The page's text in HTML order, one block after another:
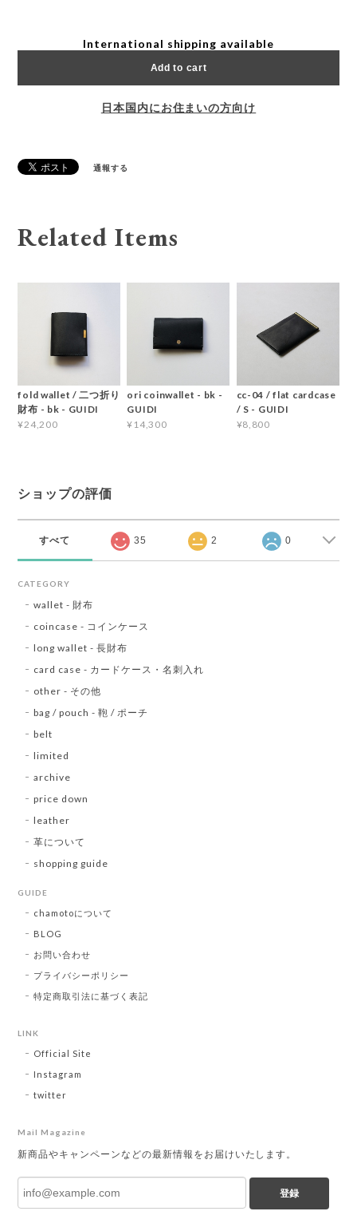
International shipping available
Add to cart
日本国内にお住まいの方向け
通報する
Related Items
fold wallet / 二つ折り
財布 - bk - GUIDI
¥24,200
ori coinwallet - bk -
GUIDI
¥14,300
cc-04 / flat cardcase
/ S - GUIDI
¥8,800
ショップの評価
すべて 35 2 0
CATEGORY
wallet - 財布
coincase - コインケース
long wallet - 長財布
card case - カードケース・名刺入れ
other - その他
bag / pouch - 鞄 / ポーチ
belt
limited
archive
price down
leather
革について
shopping guide
GUIDE
chamotoについて
BLOG
お問い合わせ
プライバシーポリシー
特定商取引法に基づく表記
LINK
Official Site
Instagram
twitter
Mail Magazine
新商品やキャンペーンなどの最新情報をお届けいたします。
登録